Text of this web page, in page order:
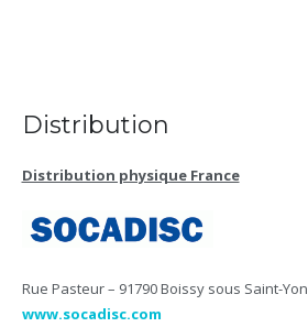
Distribution
Distribution physique France
Rue Pasteur – 91790 Boissy sous Saint-Yon
www.socadisc.com